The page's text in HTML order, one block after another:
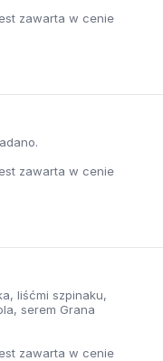
zawarta w cenie
zawarta w cenie
liśćmi szpinaku,
serem Grana
zawarta w cenie